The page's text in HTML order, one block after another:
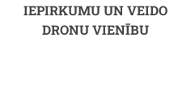
IEPIRKUMU UN VEIDO
DRONU VIENĪBU